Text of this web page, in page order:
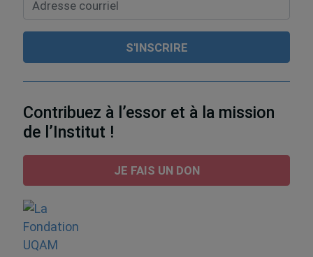
Contribuez à l’essor et à la mission
de l’Institut !
JE FAIS UN DON